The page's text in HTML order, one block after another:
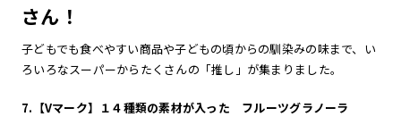
さん！
子どもでも食べやすい商品や子どもの頃からの馴染みの味まで、い
ろいろなスーパーからたくさんの「推し」が集まりました。
7.【Vマーク】１４種類の素材が入った フルーツグラノーラ